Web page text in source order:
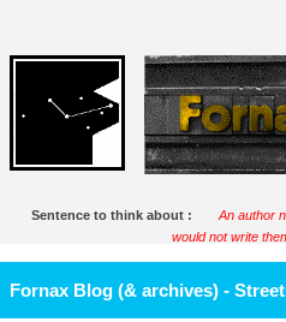
Sentence to think about :
An author
would not write
Fornax Blog (& archives) -